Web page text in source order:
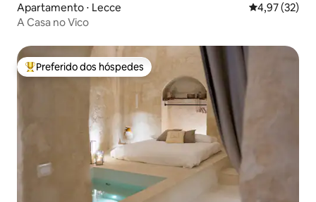
Apartamento ⋅ Lecce 4,97 de uma
4,97 (32)
A Casa no Vico
Entre os melhores preferidos dos hóspedes
Preferido dos hóspedes